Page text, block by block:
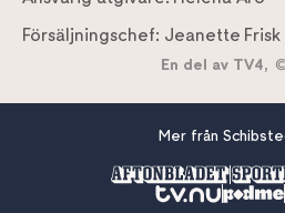
Försäljningschef: Jeanette Frisk
En del av TV4,
Mer från